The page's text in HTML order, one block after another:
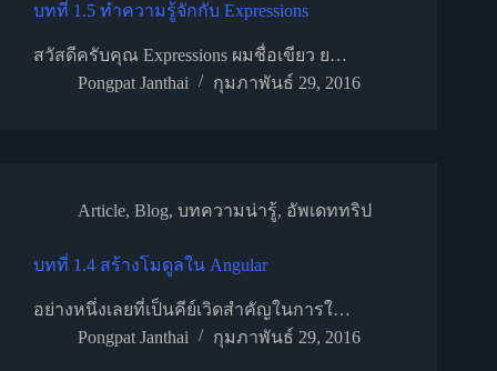
บทที่ 1.5 ทำความรู้จักกับ Expressions
สวัสดีครับคุณ Expressions ผมชื่อเขียว ย…
Pongpat Janthai
กุมภาพันธ์ 29, 2016
Article, Blog, บทความน่ารู้, อัพเดททริป
บทที่ 1.4 สร้างโมดูลใน Angular
อย่างหนึ่งเลยที่เป็นคีย์เวิดสำคัญในการใ…
Pongpat Janthai
กุมภาพันธ์ 29, 2016